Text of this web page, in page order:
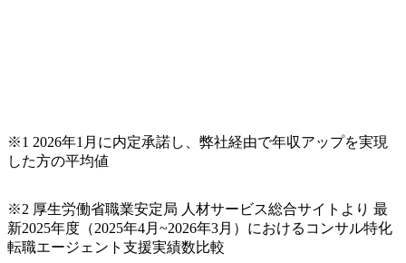
承ください。 【服装・持ち物】 ・特になし カジュアルな服
装でご参加ください。 【募集ポジション】 ITコンサルタン
定 ・全社デジタルトランスフォーメーション企画構想 ・業
務/組織/システムの現状分析/RPA選定/導入/実装 ・プライベ
ート/パブリッククラウド導入 ・AI活用による業務効率化/
※1 2026年1月に内定承諾し、弊社経由で年収アップを実現
した方の平均値
※2 厚生労働省職業安定局 人材サービス総合サイトより 最
新2025年度（2025年4月~2026年3月）におけるコンサル特化
転職エージェント支援実績数比較